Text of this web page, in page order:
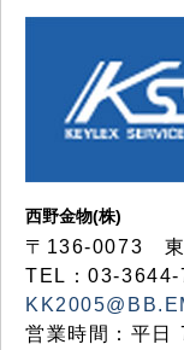
西野金物(株)
〒136-0073 東
TEL：
営業時間：平